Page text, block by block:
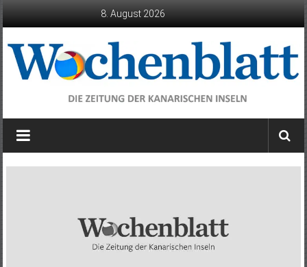
8. August 2026
Wochenblatt
die